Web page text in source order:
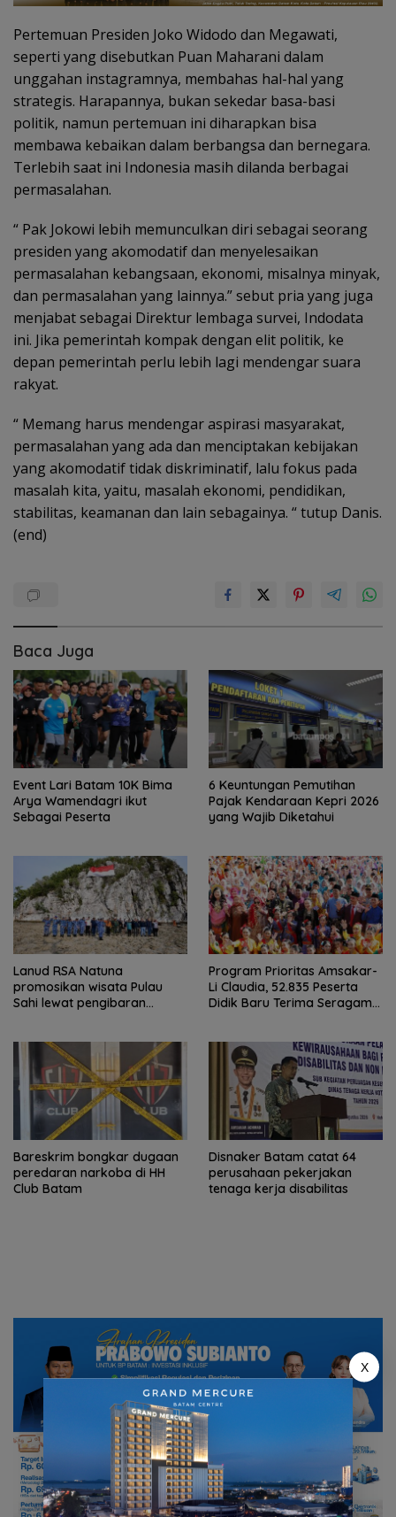
Pertemuan Presiden Joko Widodo dan Megawati,
seperti yang disebutkan Puan Maharani dalam
unggahan instagramnya, membahas hal-hal yang
strategis. Harapannya, bukan sekedar basa-basi
politik, namun pertemuan ini diharapkan bisa
membawa kebaikan dalam berbangsa dan bernegara.
Terlebih saat ini Indonesia masih dilanda berbagai
permasalahan.
“ Pak Jokowi lebih memunculkan diri sebagai seorang
presiden yang akomodatif dan menyelesaikan
permasalahan kebangsaan, ekonomi, misalnya minyak,
dan permasalahan yang lainnya.” sebut pria yang juga
menjabat sebagai Direktur lembaga survei, Indodata
ini. Jika pemerintah kompak dengan elit politik, ke
depan pemerintah perlu lebih lagi mendengar suara
rakyat.
“ Memang harus mendengar aspirasi masyarakat,
permasalahan yang ada dan menciptakan kebijakan
yang akomodatif tidak diskriminatif, lalu fokus pada
masalah kita, yaitu, masalah ekonomi, pendidikan,
stabilitas, keamanan dan lain sebagainya. “ tutup Danis.
(end)
Baca Juga
Event Lari Batam 10K Bima
Arya Wamendagri ikut
Sebagai Peserta
6 Keuntungan Pemutihan
Pajak Kendaraan Kepri 2026
yang Wajib Diketahui
Lanud RSA Natuna
promosikan wisata Pulau
Sahi lewat pengibaran
Program Prioritas Amsakar-
Li Claudia, 52.835 Peserta
Didik Baru Terima Seragam
Bareskrim bongkar dugaan
peredaran narkoba di HH
Club Batam
Disnaker Batam catat 64
perusahaan pekerjakan
tenaga kerja disabilitas
X